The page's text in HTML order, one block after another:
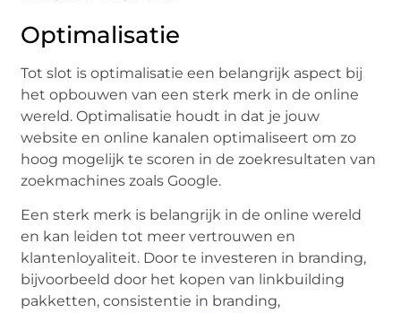
Optimalisatie
Tot slot is optimalisatie een belangrijk aspect bij
het opbouwen van een sterk merk in de online
wereld. Optimalisatie houdt in dat je jouw
website en online kanalen optimaliseert om zo
hoog mogelijk te scoren in de zoekresultaten van
zoekmachines zoals Google.
Een sterk merk is belangrijk in de online wereld
en kan leiden tot meer vertrouwen en
klantenloyaliteit. Door te investeren in branding,
bijvoorbeeld door het kopen van linkbuilding
pakketten, consistentie in branding,